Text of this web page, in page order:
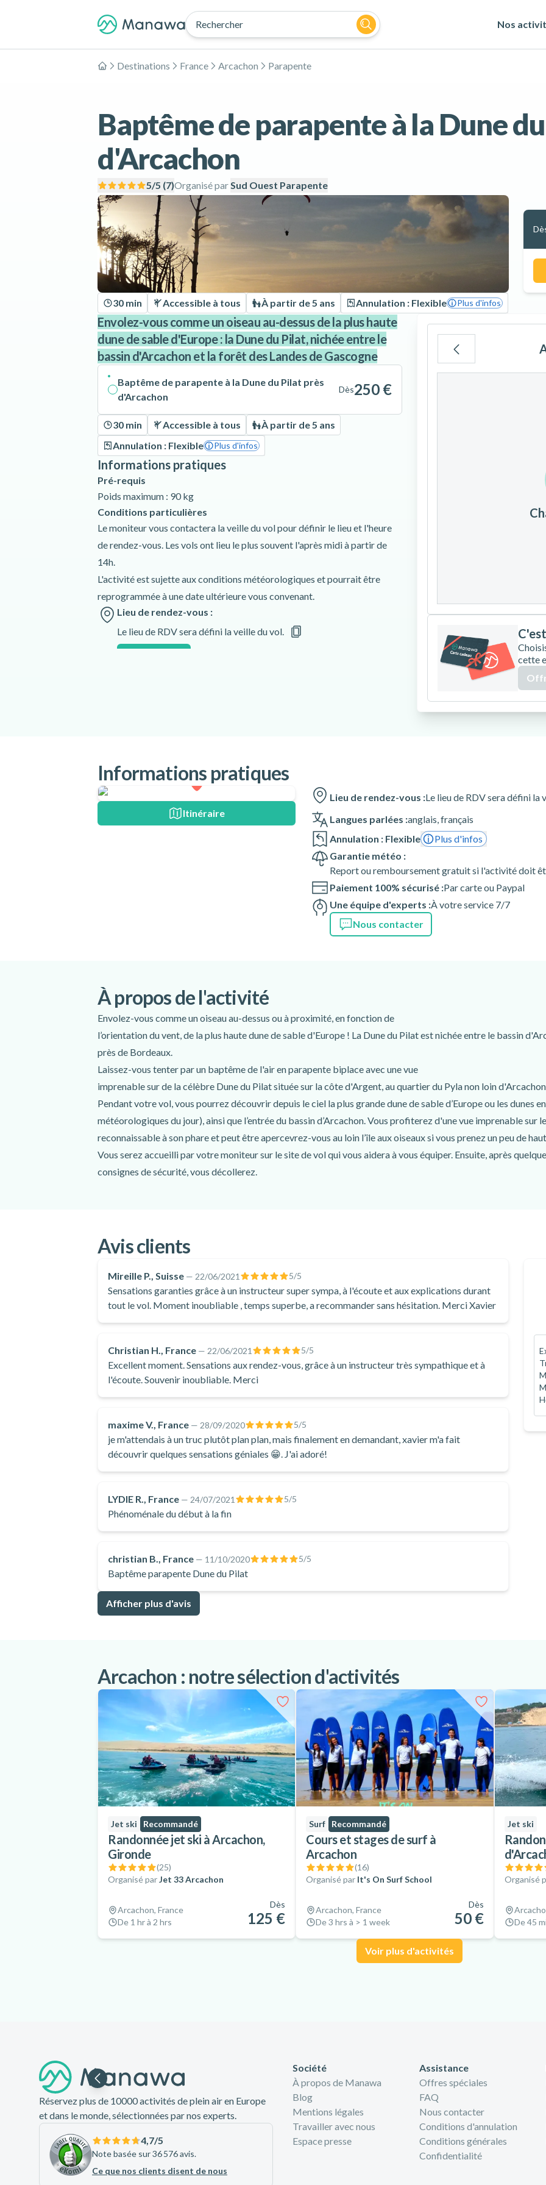
Rechercher Nos
Accueil
Destinations France Arcachon Parapente
Baptême de parapente à la Dune
d'Arcachon
Organisé parSud Ouest Parapente
5/5 (7)
30 min Accessible à tous À partir de 5 ans Annulation : Flexible Plus d'infos
Envolez-vous comme un oiseau au-dessus de la plus haute
dune de sable d'Europe : la Dune du Pilat, nichée entre le
bassin d'Arcachon et la forêt des Landes de Gascogne
Baptême de parapente à la Dune du Pilat près
d'Arcachon
Dès250 €
30 min Accessible à tous
À partir de 5 ans
Annulation : Flexible
Plus d'infos
Informations pratiques
Pré-requis
Poids maximum : 90 kg
Conditions particulières
Le moniteur vous contactera la veille du vol pour définir le lieu et l'heure
de rendez-vous. Les vols ont lieu le plus souvent l'après midi à partir de
14h.
L'activité est sujette aux conditions météorologiques et pourrait être
reprogrammée à une date ultérieure vous convenant.
Lieu de rendez-vous :
Le lieu de RDV sera défini la veille du vol.
19
cette
Informations pratiques
Itinéraire
Lieu de rendez-vous :Le lieu de RDV sera défini la
Langues parlées :anglais,français
Annulation : Flexible
Plus d'infos
Garantie météo :
Report ou remboursement gratuit si l'activité doit
Paiement 100% sécurisé :Par carte ou Paypal
Une équipe d'experts :À votre service 7/7
Nous contacter
À propos de l'activité
Envolez-vous comme un oiseau au-dessus ou à proximité, en fonction de
l’orientation du vent, de la plus haute dune de sable d'Europe ! La Dune du Pilat est nichée entre le bassin
près de Bordeaux.
Laissez-vous tenter par un baptême de l'air en parapente biplace avec une vue
imprenable sur de la célèbre Dune du Pilat située sur la côte d'Argent, au quartier du Pyla non loin
Pendant votre vol, vous pourrez découvrir depuis le ciel la plus grande dune de sable d’Europe ou les dunes
météorologiques du jour), ainsi que l’entrée du bassin d’Arcachon. Vous profiterez d'une vue imprenable sur
reconnaissable à son phare et peut être apercevrez-vous au loin l’île aux oiseaux si vous prenez un peu de
Vous serez accueilli par votre moniteur sur le site de vol qui vous aidera à vous équiper. Ensuite, après
consignes de sécurité, vous décollerez.
- le moment "pédagogique" : vous prendrez les commandes et piloterez vous-même le parapente sous l’œil
conditions aérologiques),
- le moment "sensation": votre moniteur réalisera une série de mouvements pilotés (wings over, 360, rase
Enfin, l’atterrissage aura lieu à proximité des personnes qui vous ont accompagnées.
Après avoir retiré l'équipement (ou même en vol), vous pourrez poser toutes les questions que vous
parapente et le vol libre en général.
Avis clients
Mireille P., Suisse — 22/06/2021 5/5
Sensations garanties grâce à un instructeur super sympa, à l'écoute et aux explications durant
tout le vol. Moment inoubliable , temps superbe, a recommander sans hésitation. Merci Xavier
Christian H., France — 22/06/2021 5/5
Excellent moment. Sensations aux rendez-vous, grâce à un instructeur très sympathique et à
l'écoute. Souvenir inoubliable. Merci
maxime V., France — 28/09/2020 5/5
je m'attendais à un truc plutôt plan plan, mais finalement en demandant, xavier m'a fait
découvrir quelques sensations géniales 😁. J'ai adoré!
LYDIE R., France — 24/07/2021 5/5
Phénoménale du début à la fin
christian B., France — 11/10/2020 5/5
Baptême parapente Dune du Pilat
Afficher plus d'avis
Arcachon : notre sélection d'activités
Jet ski Recommandé
Randonnée jet ski à Arcachon,
Gironde
(25)
Organisé parJet 33 Arcachon
Arcachon, France
De 1 hr à 2 hrs
Dès
125 €
Surf Recommandé
Cours et stages de surf à
Arcachon
(16)
Organisé par It's On Surf School
Arcachon, France
De 3 hrs à > 1 week
Dès
50 €
Jet ski
Organisé
De 45
Voir plus d'activités
Réservez plus de 10000 activités de plein air en Europe
et dans le monde, sélectionnées par nos experts.
4,7/5
Note basée sur 36 576 avis.
Ce que nos clients disent de nous
Société
À propos de Manawa
Blog
Mentions légales
Travailler avec nous
Espace presse
Assistance
Offres spéciales
FAQ
Nous contacter
Conditions d'annulation
Conditions générales
Confidentialité